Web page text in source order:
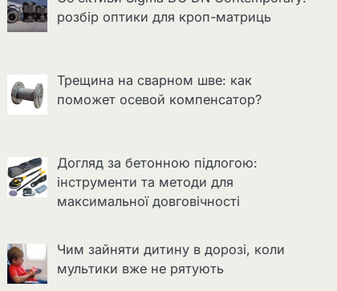
розбір оптики для кроп-матриць
Трещина на сварном шве: как
поможет осевой компенсатор?
Догляд за бетонною підлогою:
інструменти та методи для
максимальної довговічності
Чим зайняти дитину в дорозі, коли
мультики вже не рятують